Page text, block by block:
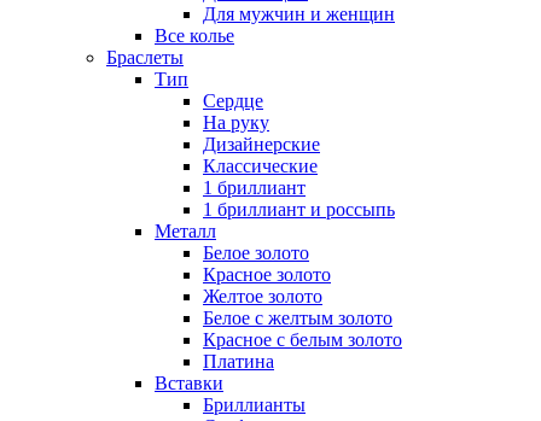
Для мужчин и женщин
Все колье
Браслеты
Тип
Сердце
На руку
Дизайнерские
Классические
1 бриллиант
1 бриллиант и россыпь
Металл
Белое золото
Красное золото
Желтое золото
Белое с желтым золото
Красное с белым золото
Платина
Вставки
Бриллианты